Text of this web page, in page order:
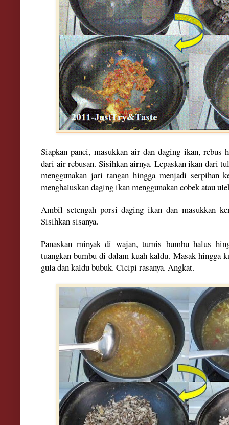
Siapkan panci, masukkan air dan daging ikan, rebus
dari air rebusan. Sisihkan airnya. Lepaskan ikan dari
menggunakan jari tangan hingga menjadi serpihan
menghaluskan daging ikan menggunakan cobek atau
Ambil setengah porsi daging ikan dan masukkan
Sisihkan sisanya.
Panaskan minyak di wajan, tumis bumbu halus
tuangkan bumbu di dalam kuah kaldu. Masak hingga
gula dan kaldu bubuk. Cicipi rasanya. Angkat.